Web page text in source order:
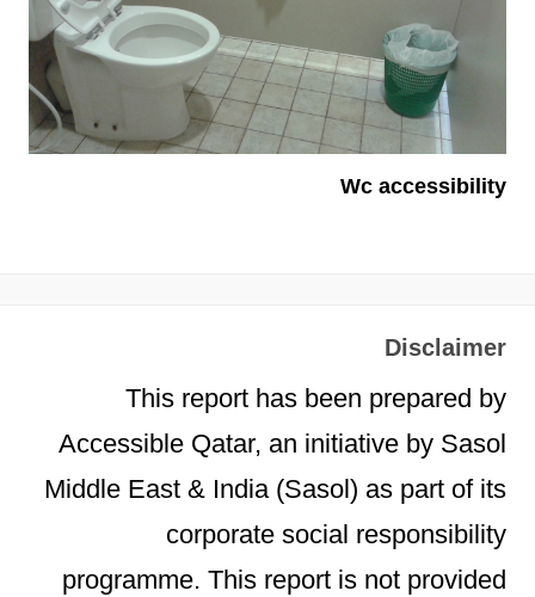
Wc accessibility
Disclaimer
This report has been prepared by
Accessible Qatar, an initiative by Sasol
Middle East & India (Sasol) as part of its
corporate social responsibility
programme. This report is not provided